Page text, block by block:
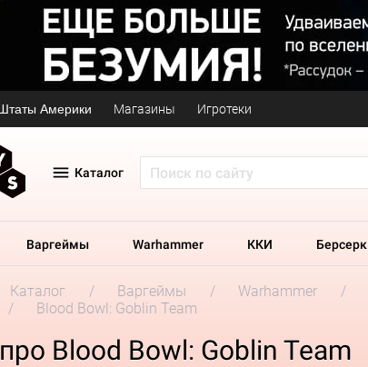
Америки Магазины Игротеки
Каталог
Варгеймы Warhammer ККИ Берсерк
Каталог Варгеймы Warhammer
Blood Bowl: Goblin Team
Blood Bowl: Goblin Team